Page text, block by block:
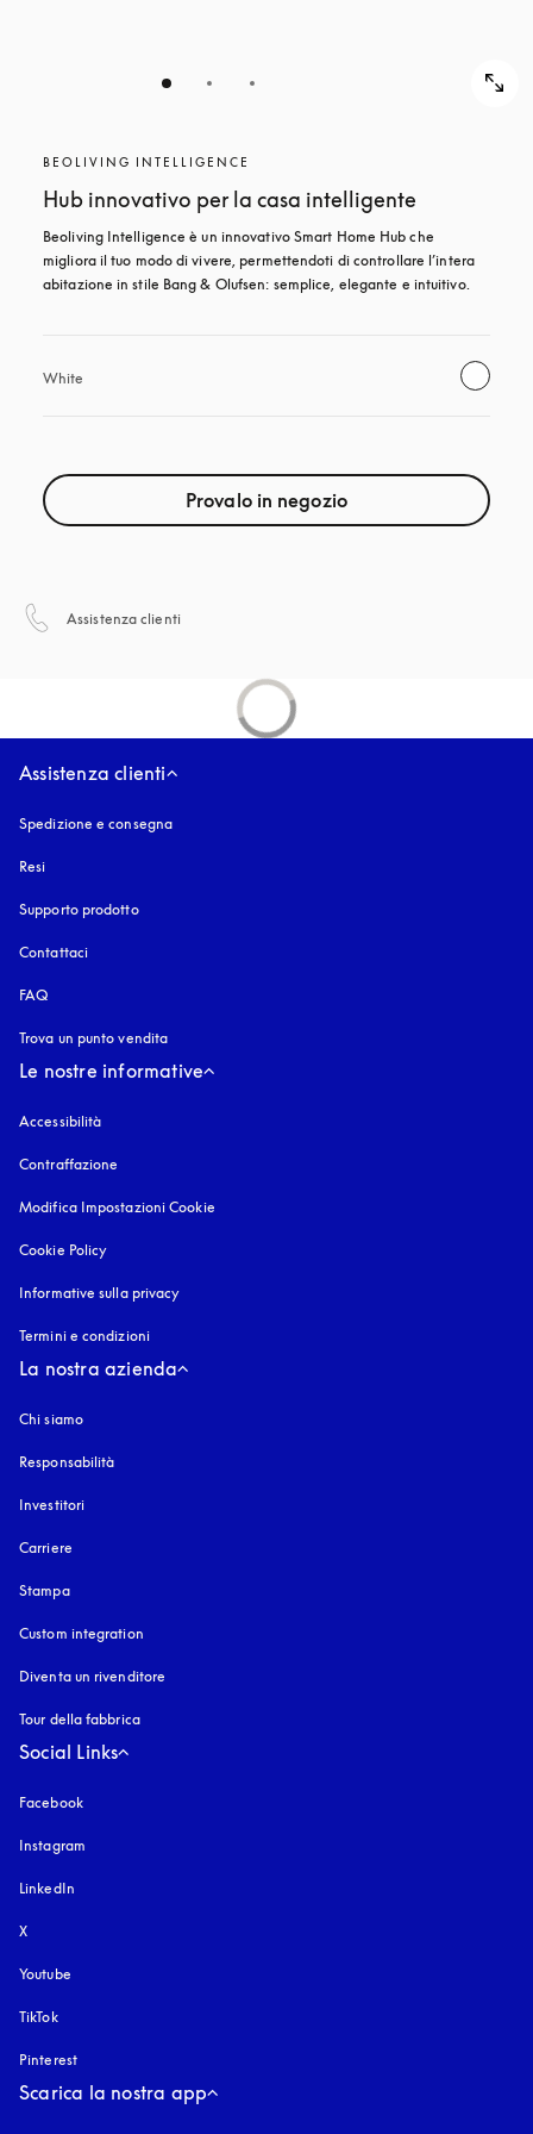
BEOLIVING INTELLIGENCE
Hub innovativo per la casa intelligente
Beoliving Intelligence è un innovativo Smart Home Hub che
migliora il tuo modo di vivere, permettendoti di controllare l’intera
abitazione in stile Bang & Olufsen: semplice, elegante e intuitivo.
White
Provalo in negozio
Assistenza clientisi apre in una nuova finestra
Assistenza clienti
Spedizione e consegna
Resi
Supporto prodotto
Contattaci
FAQ
Trova un punto vendita
Le nostre informative
Accessibilità
Contraffazione
Modifica Impostazioni Cookie
Cookie Policy
Informative sulla privacy
Termini e condizioni
La nostra azienda
Chi siamo
Responsabilità
Investitori
Carriere
Stampa
Custom integration
Diventa un rivenditore
Tour della fabbrica
Social Links
Facebook
Instagram
LinkedIn
X
Youtube
TikTok
Pinterest
Scarica la nostra app